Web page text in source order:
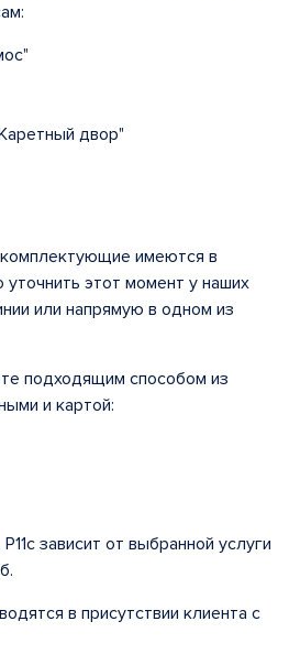
двор"
имеются в
уточнить этот момент у наших
или напрямую в одном из
подходящим способом из
и картой:
зависит от выбранной услуги
в присутствии клиента с